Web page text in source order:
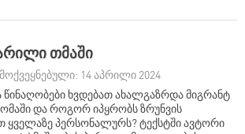
თმაში
14 აპრილი 2024
წინაღობები ხვდებათ ახალგაზრდა მიგრანტ
და როგორ იპყრობს ზრუნვის
ყველაზე პერსონალურს? ტექსტში ავტორი